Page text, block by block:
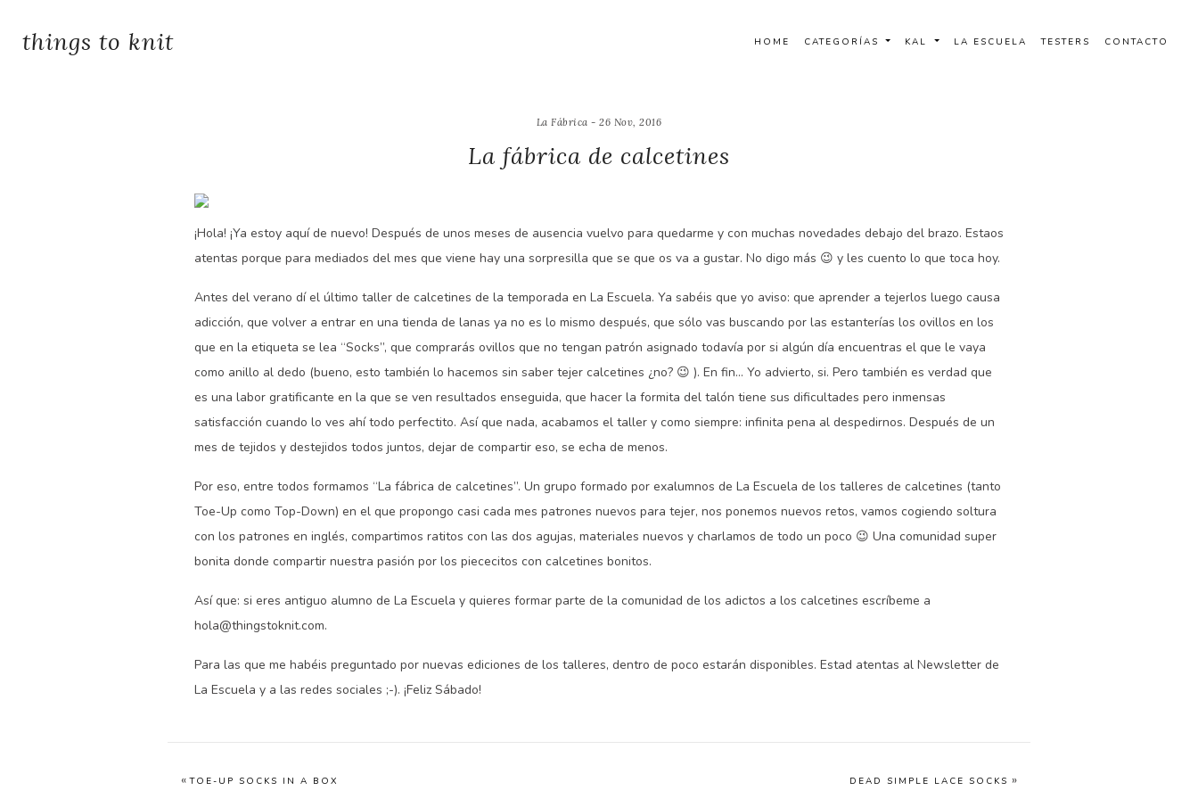
things to knit HOME CATEGORÍAS KAL LA ESCUELA TESTERS CONTACTO
La Fábrica - 26 Nov, 2016
La fábrica de calcetines
¡Hola! ¡Ya estoy aquí de nuevo! Después de unos meses de ausencia vuelvo para quedarme y con muchas novedades debajo del brazo. Estaos
atentas porque para mediados del mes que viene hay una sorpresilla que se que os va a gustar. No digo más 😉 y les cuento lo que toca hoy.
Antes del verano dí el último taller de calcetines de la temporada en La Escuela. Ya sabéis que yo aviso: que aprender a tejerlos luego causa
adicción, que volver a entrar en una tienda de lanas ya no es lo mismo después, que sólo vas buscando por las estanterías los ovillos en los
que en la etiqueta se lea “Socks”, que comprarás ovillos que no tengan patrón asignado todavía por si algún día encuentras el que le vaya
como anillo al dedo (bueno, esto también lo hacemos sin saber tejer calcetines ¿no? 😉 ). En fin… Yo advierto, si. Pero también es verdad que
es una labor gratificante en la que se ven resultados enseguida, que hacer la formita del talón tiene sus dificultades pero inmensas
satisfacción cuando lo ves ahí todo perfectito. Así que nada, acabamos el taller y como siempre: infinita pena al despedirnos. Después de un
mes de tejidos y destejidos todos juntos, dejar de compartir eso, se echa de menos.
Por eso, entre todos formamos “La fábrica de calcetines”. Un grupo formado por exalumnos de La Escuela de los talleres de calcetines (tanto
Toe-Up como Top-Down) en el que propongo casi cada mes patrones nuevos para tejer, nos ponemos nuevos retos, vamos cogiendo soltura
con los patrones en inglés, compartimos ratitos con las dos agujas, materiales nuevos y charlamos de todo un poco 😉 Una comunidad super
bonita donde compartir nuestra pasión por los piececitos con calcetines bonitos.
Así que: si eres antiguo alumno de La Escuela y quieres formar parte de la comunidad de los adictos a los calcetines escríbeme a
hola@thingstoknit.com.
Para las que me habéis preguntado por nuevas ediciones de los talleres, dentro de poco estarán disponibles. Estad atentas al Newsletter de
La Escuela y a las redes sociales ;-). ¡Feliz Sábado!
«TOE-UP SOCKS IN A BOX DEAD SIMPLE LACE SOCKS »